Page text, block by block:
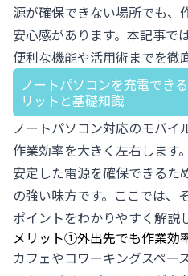
源が確保できない場所でも、
安心感があります。本記事で
便利な機能や活用術までを徹
ノートパソコンを充電でき
リットと基礎知識
ノートパソコン対応のモバイ
作業効率を大きく左右します
安定した電源を確保できるた
の強い味方です。ここでは、
ポイントをわかりやすく解説
メリット①外出先でも作業効
カフェやコワーキングスペー